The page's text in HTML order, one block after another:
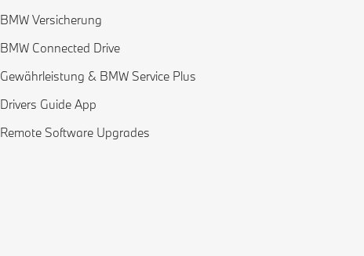
BMW Versicherung
BMW Connected Drive
Gewährleistung & BMW Service Plus
Drivers Guide App
Remote Software Upgrades